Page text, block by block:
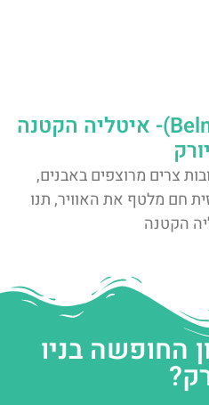
שכונת בלמונט (Belmont)- איטליה הקטנה
צרים מרוצפים באבנים,
חם מלטף את האוויר, תנו
הקטנה
החופשה בניו